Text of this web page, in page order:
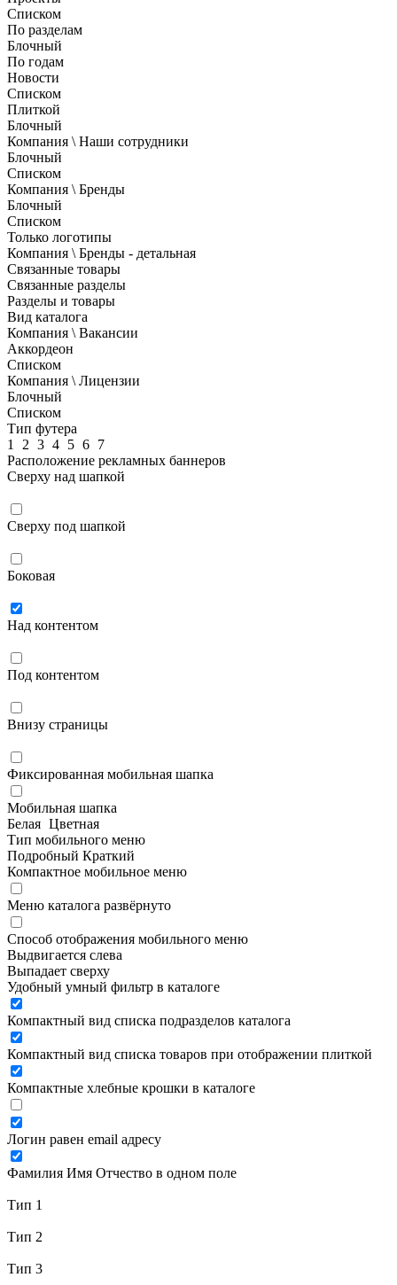
Списком
По разделам
Блочный
По годам
Новости
Списком
Плиткой
Блочный
Компания \ Наши сотрудники
Блочный
Списком
Компания \ Бренды
Блочный
Списком
Только логотипы
Компания \ Бренды - детальная
Связанные товары
Связанные разделы
Разделы и товары
Вид каталога
Компания \ Вакансии
Аккордеон
Списком
Компания \ Лицензии
Блочный
Списком
Тип футера
1
2 3 4 5 6 7
Расположение рекламных баннеров
Сверху над шапкой
Сверху под шапкой
Боковая
Над контентом
Под контентом
Внизу страницы
Фиксированная мобильная шапка
Мобильная шапка
Белая Цветная
Тип мобильного меню
Подробный Краткий
Компактное мобильное меню
Меню каталога развёрнуто
Способ отображения мобильного меню
Выдвигается слева
Выпадает сверху
Удобный умный фильтр в каталоге
Компактный вид списка подразделов каталога
Компактный вид списка товаров при отображении плиткой
Компактные хлебные крошки в каталоге
Логин равен email адресу
Фамилия Имя Отчество в одном поле
Тип 1
Тип 2
Тип 3